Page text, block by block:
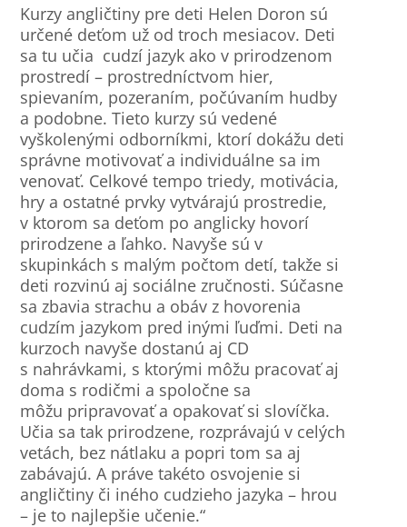
Kurzy angličtiny pre deti Helen Doron sú
určené deťom už od troch mesiacov. Deti
sa tu učia cudzí jazyk ako v prirodzenom
prostredí – prostredníctvom hier,
spievaním, pozeraním, počúvaním hudby
a podobne. Tieto kurzy sú vedené
vyškolenými odborníkmi, ktorí dokážu deti
správne motivovať a individuálne sa im
venovať. Celkové tempo triedy, motivácia,
hry a ostatné prvky vytvárajú prostredie,
v ktorom sa deťom po anglicky hovorí
prirodzene a ľahko. Navyše sú v
skupinkách s malým počtom detí, takže si
deti rozvinú aj sociálne zručnosti. Súčasne
sa zbavia strachu a obáv z hovorenia
cudzím jazykom pred inými ľuďmi. Deti na
kurzoch navyše dostanú aj CD
s nahrávkami, s ktorými môžu pracovať aj
doma s rodičmi a spoločne sa
môžu pripravovať a opakovať si slovíčka.
Učia sa tak prirodzene, rozprávajú v celých
vetách, bez nátlaku a popri tom sa aj
zabávajú. A práve takéto osvojenie si
angličtiny či iného cudzieho jazyka – hrou
– je to najlepšie učenie.“